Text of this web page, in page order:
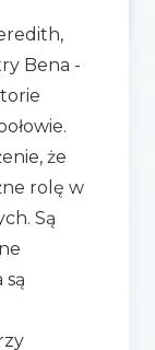
Bena -
że
rolę w
Są
są